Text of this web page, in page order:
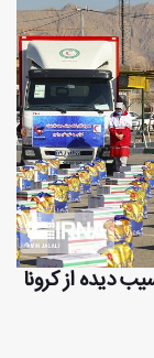
دیده از کرونا